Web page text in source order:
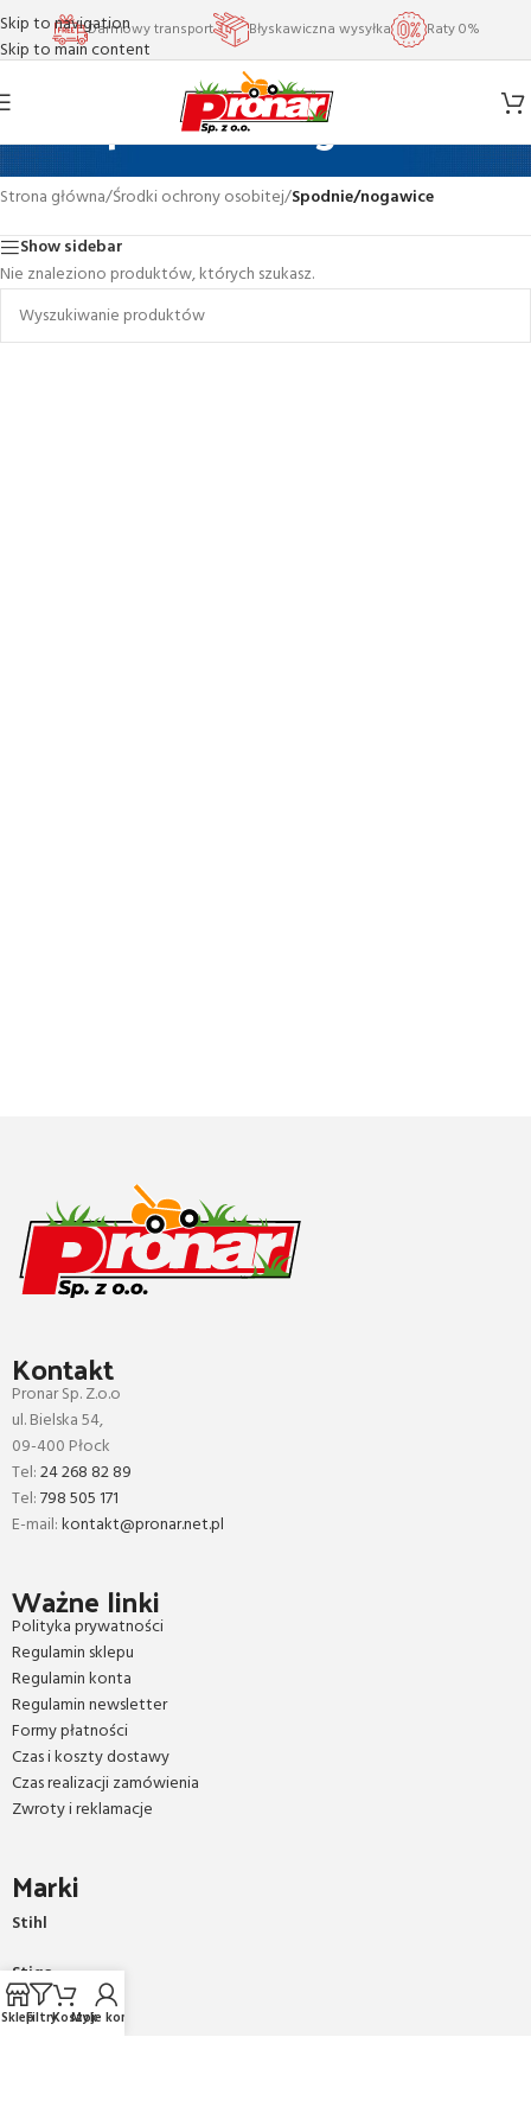
Skip to navigation
Skip to main content
Darmowy transport Błyskawiczna wysyłka Raty 0%
Spodnie/nogawice
Strona główna/Środki ochrony osobitej/Spodnie/nogawice
Show sidebar
Nie znaleziono produktów, których szukasz.
Kontakt
Pronar Sp. Z.o.o
ul. Bielska 54,
09-400 Płock
Tel:24 268 82 89
Tel:798 505 171
E-mail:kontakt@pronar.net.pl
Ważne linki
Polityka prywatności
Regulamin sklepu
Regulamin konta
Regulamin newsletter
Formy płatności
Czas i koszty dostawy
Czas realizacji zamówienia
Zwroty i reklamacje
Marki
Stihl
Stiga
AL-KO
SklepFiltryKoszyk
Moje konto